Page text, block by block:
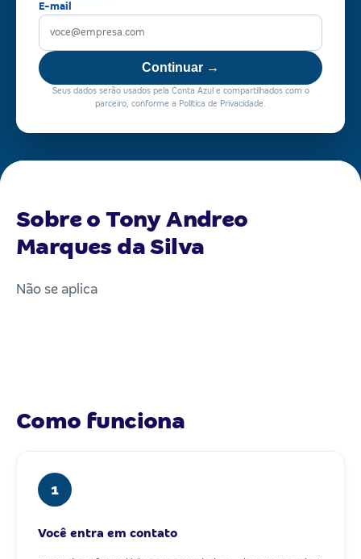
E-mail
Continuar →
Seus dados serão usados pela Conta Azul e compartilhados com o
parceiro, conforme a Política de Privacidade.
Sobre o Tony Andreo
Marques da Silva
Não se aplica
Como funciona
1
Você entra em contato